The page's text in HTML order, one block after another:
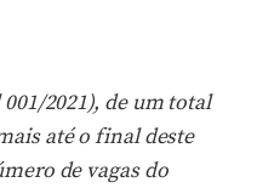
2021), de um total
até o final deste
de vagas do